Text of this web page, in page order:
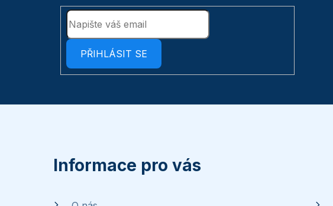
PŘIHLÁSIT SE
Informace pro vás